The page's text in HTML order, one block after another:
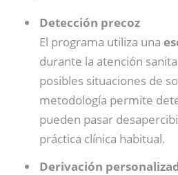
Detección precoz
El programa utiliza una
durante la atención
posibles situaciones de
metodología permite
pueden pasar
práctica clínica habitual.
Derivación